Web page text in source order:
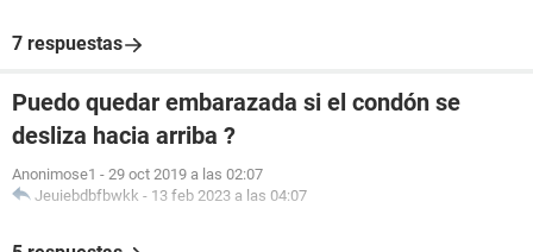
7 respuestas
Puedo quedar embarazada si el condón se
desliza hacia arriba ?
Anonimose1 - 29 oct 2019 a las 02:07
Jeuiebdbfbwkk - 13 feb 2023 a las 04:07